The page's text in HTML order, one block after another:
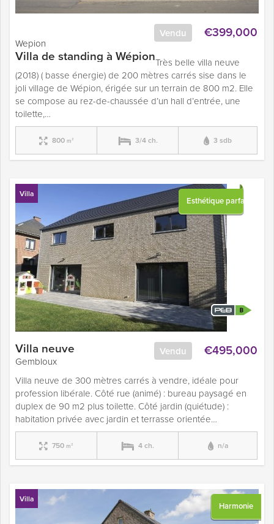
€399,000
Vendu
Villa de standing à Wépion
Wepion
Très belle villa neuve
(2018) ( basse énergie) de 200 mètres carrés sise dans le
joli village de Wépion, érigée sur un terrain de 800 m2. Elle
se compose au rez-de-chaussée d’un hall d’entrée, une
toilette,…
800 m² 3/4 ch. 3 sdb
Esthétique parfaite
Villa
€495,000
Vendu
Villa neuve
Gembloux
Villa neuve de 300 mètres carrés à vendre, idéale pour
profession libérale. Côté rue (animé) : bureau paysagé en
duplex de 90 m2 plus toilette. Côté jardin (quiétude) :
habitation privée avec jardin et terrasse orientée…
750 m² 4 ch. n/a
Harmonie
Villa